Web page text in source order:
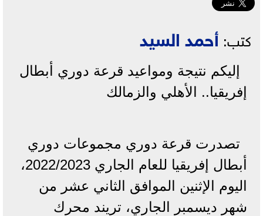
كتب: أحمد السيد
إليكم نتيجة ومواعيد قرعة دوري أبطال
إفريقيا.. الأهلي والزمالك
تصدرت قرعة دوري مجموعات دوري
أبطال إفريقيا للعام الجاري 2022/2023،
اليوم الإثنين الموافق الثاني عشر من
شهر ديسمبر الجاري، تريند محرك